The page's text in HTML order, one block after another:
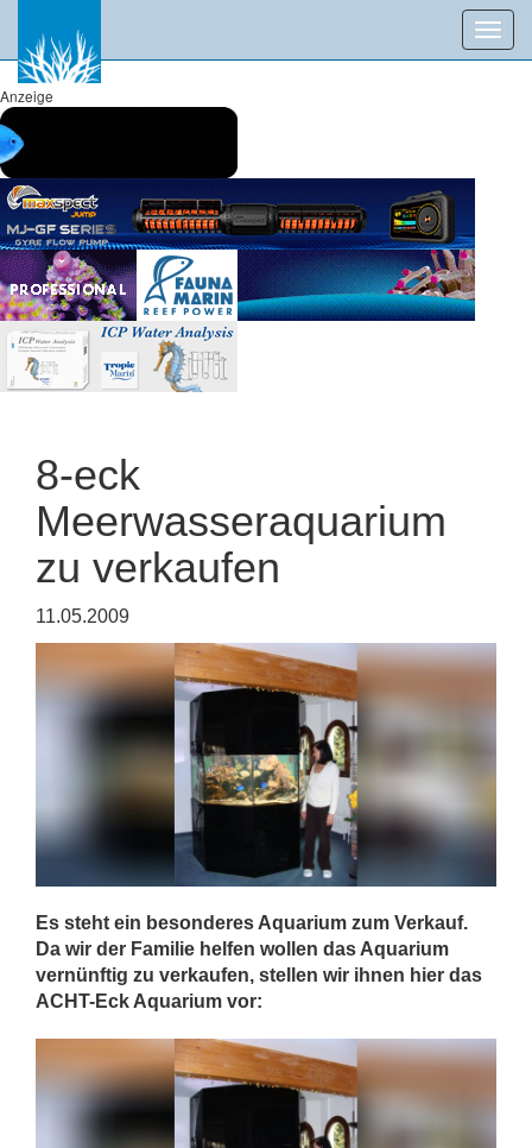
Anzeige
8-eck
Meerwasseraquarium
zu verkaufen
11.05.2009
Es steht ein besonderes Aquarium zum Verkauf.
Da wir der Familie helfen wollen das Aquarium
vernünftig zu verkaufen, stellen wir ihnen hier das
ACHT-Eck Aquarium vor: